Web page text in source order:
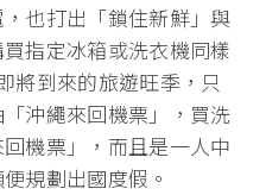
也打出「鎖住新鮮」與
指定冰箱或洗衣機同樣
將到來的旅遊旺季，只
沖繩來回機票」，買洗
機票」，而且是一人中
規劃出國度假。